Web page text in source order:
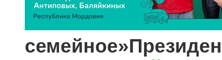
семейное»П